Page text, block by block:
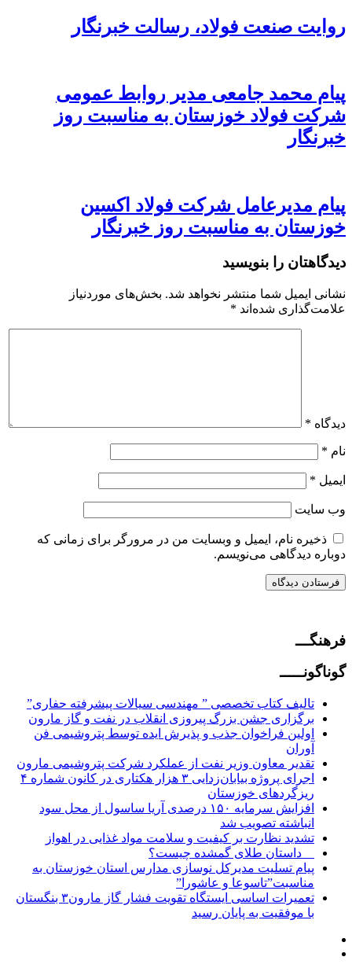
روایت صنعت فولاد،‌ رسالت خبرنگار
پیام محمد جامعی مدیر روابط عمومی
شرکت فولاد خوزستان به مناسبت روز
خبرنگار
پیام مدیرعامل شرکت فولاد اکسین
خوزستان به مناسبت روز خبرنگار
دیدگاهتان را بنویسید
نشانی ایمیل شما منتشر نخواهد شد. بخش‌های موردنیاز
علامت‌گذاری شده‌اند *
دیدگاه *
نام *
ایمیل *
وب‌ سایت
ذخیره نام، ایمیل و وبسایت من در مرورگر برای زمانی که
دوباره دیدگاهی می‌نویسم.
فرهنگـــ
گوناگونـــــ
تالیف کتاب تخصصی ” مهندسی سیالات پیشرفته حفاری”
برگزاری جشن بزرگ پیروزی انقلاب در نفت و گاز مارون
اولین فراخوان جذب و پذیرش ایده توسط پتروشیمی فن
آوران
تقدیر معاون وزیر نفت از عملکرد شرکت پتروشیمی مارون
اجرای پروژه بیابان‌زدایی ۳ هزار هکتاری در کانون شماره ۴
ریزگردهای خوزستان
افزایش سرمایه ۱۵۰ درصدی آریا ساسول از محل سود
انباشته تصویب شد
تشدید نظارت بر کیفیت و سلامت مواد غذایی در اهواز
پیام تسلیت مدیرکل نوسازی مدارس استان خوزستان به
مناسبت”تاسوعا و عاشورا”
تعمیرات اساسی ایستگاه تقویت فشار گاز مارون۳ بنگستان
با موفقیت به پایان رسید